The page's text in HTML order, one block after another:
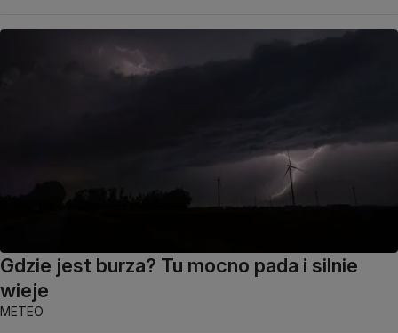
Gdzie jest burza? Tu mocno pada i silnie
wieje
METEO